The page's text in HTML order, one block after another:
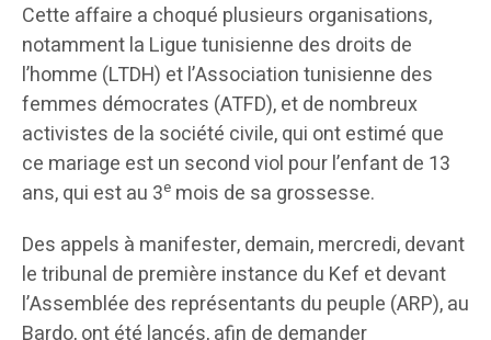
Cette affaire a choqué plusieurs organisations,
notamment la Ligue tunisienne des droits de
l’homme (LTDH) et l’Association tunisienne des
femmes démocrates (ATFD), et de nombreux
activistes de la société civile, qui ont estimé que
ce mariage est un second viol pour l’enfant de 13
ans, qui est au 3e mois de sa grossesse.
Des appels à manifester, demain, mercredi, devant
le tribunal de première instance du Kef et devant
l’Assemblée des représentants du peuple (ARP), au